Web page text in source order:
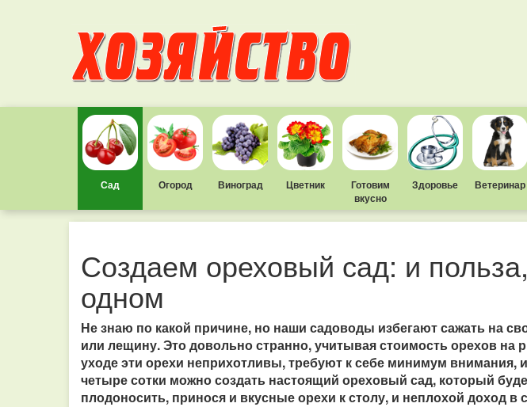
Сад Огород Виноград Цветник
Готовим
вкусно
Здоровье Ветеринар
Создаем ореховый сад: и
одном
Не знаю по какой причине, но наши садоводы избегают сажать на
или лещину. Это довольно странно, учитывая стоимость орехов на
уходе эти орехи неприхотливы, требуют к себе минимум внимания, и
четыре сотки можно создать настоящий ореховый сад, который
плодоносить, принося и вкусные орехи к столу, и неплохой доход